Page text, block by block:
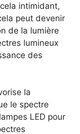
intimidant,
peut devenir
de la lumière
lumineux
des
la
le spectre
LED pour